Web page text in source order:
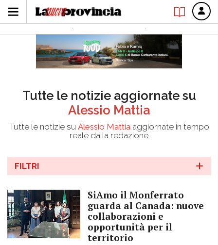
Tutte le notizie aggiornate su
Alessio Mattia
Tutte le notizie su Alessio Mattiaaggiornate in tempo
reale dalla redazione
FILTRI
SiAmo il Monferrato
guarda al Canada: nuove
collaborazioni e
opportunità per il
territorio